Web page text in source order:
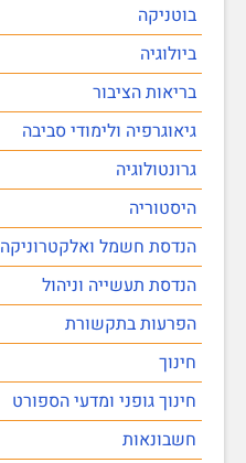
בוטניקה
ביולוגיה
בריאות הציבור
גיאוגרפיה ולימודי סביבה
גרונטולוגיה
היסטוריה
הנדסת חשמל ואלקטרוניקה
הנדסת תעשייה וניהול
הפרעות בתקשורת
חינוך
חינוך גופני ומדעי הספורט
חשבונאות